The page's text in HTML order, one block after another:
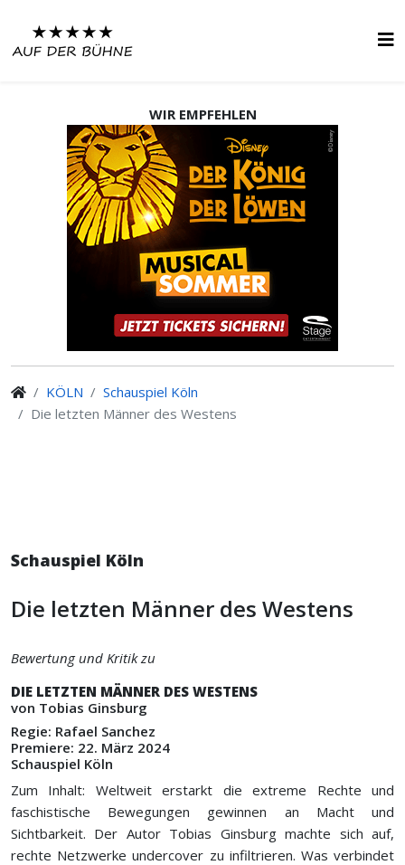
WIR EMPFEHLEN
KÖLN
Schauspiel Köln
Die letzten Männer des Westens
Schauspiel Köln
Die letzten Männer des Westens
Bewertung und Kritik zu
DIE LETZTEN MÄNNER DES WESTENS
von Tobias Ginsburg
Regie: Rafael Sanchez
Premiere: 22. März 2024
Schauspiel Köln
Zum Inhalt: Weltweit erstarkt die extreme Rechte und
faschistische Bewegungen gewinnen an Macht und
Sichtbarkeit. Der Autor Tobias Ginsburg machte sich auf,
rechte Netzwerke undercover zu infiltrieren. Was verbindet